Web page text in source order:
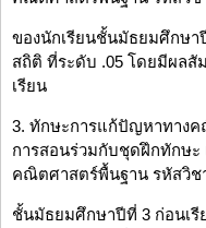
ของนักเรียนชั้นมัธยมศึกษ
สถิติ ที่ระดับ .05 โดยมีผลสั
เรียน
3. ทักษะการแก้ปัญหาทาง
การสอนร่วมกับชุดฝึกทักษะ
คณิตศาสตร์พื้นฐาน รหัสวิช
ชั้นมัธยมศึกษาปีที่ 3 ก่อนเรี